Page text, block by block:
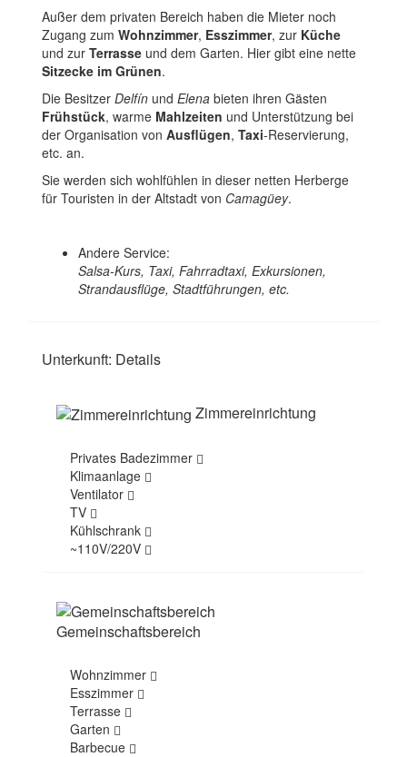
Außer dem privaten Bereich haben die Mieter noch
Zugang zum Wohnzimmer, Esszimmer, zur Küche
und zur Terrasse und dem Garten. Hier gibt eine nette
Sitzecke im Grünen.
Die Besitzer Delfín und Elena bieten ihren Gästen
Frühstück, warme Mahlzeiten und Unterstützung bei
der Organisation von Ausflügen, Taxi-Reservierung,
etc. an.
Sie werden sich wohlfühlen in dieser netten Herberge
für Touristen in der Altstadt von Camagüey.
Andere Service:
Salsa-Kurs, Taxi, Fahrradtaxi, Exkursionen,
Strandausflüge, Stadtführungen, etc.
Unterkunft: Details
Zimmereinrichtung
Privates Badezimmer
Klimaanlage
Ventilator
TV
Kühlschrank
~110V/220V
Gemeinschaftsbereich
Wohnzimmer
Esszimmer
Terrasse
Garten
Barbecue